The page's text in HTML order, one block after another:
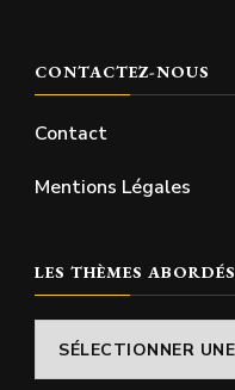
CONTACTEZ-NOUS
Contact
Mentions Légales
LES THÈMES ABORDÉS
Les
thèmes